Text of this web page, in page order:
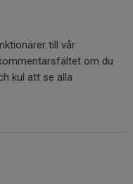
till vår
om du
kul att se alla